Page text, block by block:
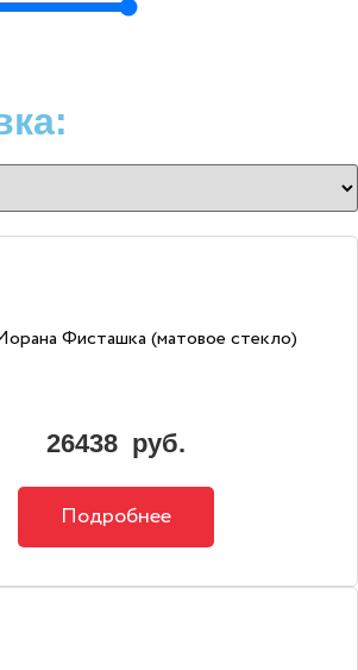
Фисташка (матовое стекло)
26438 руб.
Подробнее